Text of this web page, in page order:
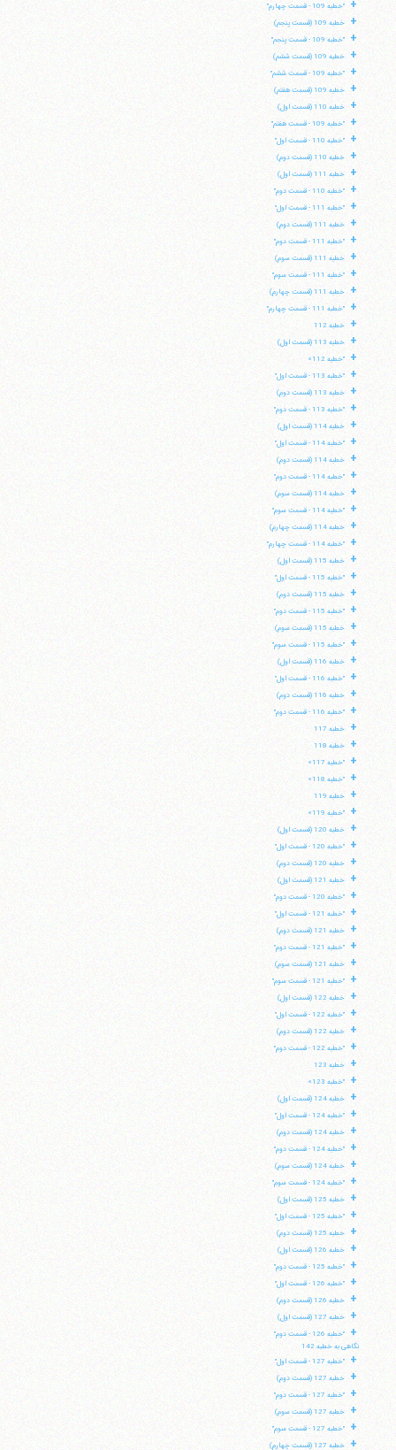
+ "خطبه 109 - قسمت چهارم"
+ خطبه 109 (قسمت پنجم)
+ "خطبه 109 - قسمت پنجم"
+ خطبه 109 (قسمت ششم)
+ "خطبه 109 - قسمت ششم"
+ خطبه 109 (قسمت هفتم)
+ خطبه 110 (قسمت اول)
+ "خطبه 109 - قسمت هفتم"
+ "خطبه 110 - قسمت اول"
+ خطبه 110 (قسمت دوم)
+ خطبه 111 (قسمت اول)
+ "خطبه 110 - قسمت دوم"
+ "خطبه 111 - قسمت اول"
+ خطبه 111 (قسمت دوم)
+ "خطبه 111 - قسمت دوم"
+ خطبه 111 (قسمت سوم)
+ "خطبه 111 - قسمت سوم"
+ خطبه 111 (قسمت چهارم)
+ "خطبه 111 - قسمت چهارم"
+ خطبه 112
+ خطبه 113 (قسمت اول)
+ "خطبه 112»
+ "خطبه 113 - قسمت اول"
+ خطبه 113 (قسمت دوم)
+ "خطبه 113 - قسمت دوم"
+ خطبه 114 (قسمت اول)
+ "خطبه 114 - قسمت اول"
+ خطبه 114 (قسمت دوم)
+ "خطبه 114 - قسمت دوم"
+ خطبه 114 (قسمت سوم)
+ "خطبه 114 - قسمت سوم"
+ خطبه 114 (قسمت چهارم)
+ "خطبه 114 - قسمت چهارم"
+ خطبه 115 (قسمت اول)
+ "خطبه 115 - قسمت اول"
+ خطبه 115 (قسمت دوم)
+ "خطبه 115 - قسمت دوم"
+ خطبه 115 (قسمت سوم)
+ "خطبه 115 - قسمت سوم"
+ خطبه 116 (قسمت اول)
+ "خطبه 116 - قسمت اول"
+ خطبه 116 (قسمت دوم)
+ "خطبه 116 - قسمت دوم"
+ خطبه 117
+ خطبه 118
+ "خطبه 117»
+ "خطبه 118»
+ خطبه 119
+ "خطبه 119»
+ خطبه 120 (قسمت اول)
+ "خطبه 120 - قسمت اول"
+ خطبه 120 (قسمت دوم)
+ خطبه 121 (قسمت اول)
+ "خطبه 120 - قسمت دوم"
+ "خطبه 121 - قسمت اول"
+ خطبه 121 (قسمت دوم)
+ "خطبه 121 - قسمت دوم"
+ خطبه 121 (قسمت سوم)
+ "خطبه 121 - قسمت سوم"
+ خطبه 122 (قسمت اول)
+ "خطبه 122 - قسمت اول"
+ خطبه 122 (قسمت دوم)
+ "خطبه 122 - قسمت دوم"
+ خطبه 123
+ "خطبه 123»
+ خطبه 124 (قسمت اول)
+ "خطبه 124 - قسمت اول"
+ خطبه 124 (قسمت دوم)
+ "خطبه 124 - قسمت دوم"
+ خطبه 124 (قسمت سوم)
+ "خطبه 124 - قسمت سوم"
+ خطبه 125 (قسمت اول)
+ "خطبه 125 - قسمت اول"
+ خطبه 125 (قسمت دوم)
+ خطبه 126 (قسمت اول)
+ "خطبه 125 - قسمت دوم"
+ "خطبه 126 - قسمت اول"
+ خطبه 126 (قسمت دوم)
+ خطبه 127 (قسمت اول)
+
"خطبه 126 - قسمت دوم"
نگاهی به خطبه 142
+ "خطبه 127 - قسمت اول"
+ خطبه 127 (قسمت دوم)
+ "خطبه 127 - قسمت دوم"
+ خطبه 127 (قسمت سوم)
+ "خطبه 127 - قسمت سوم"
+ خطبه 127 (قسمت چهارم)